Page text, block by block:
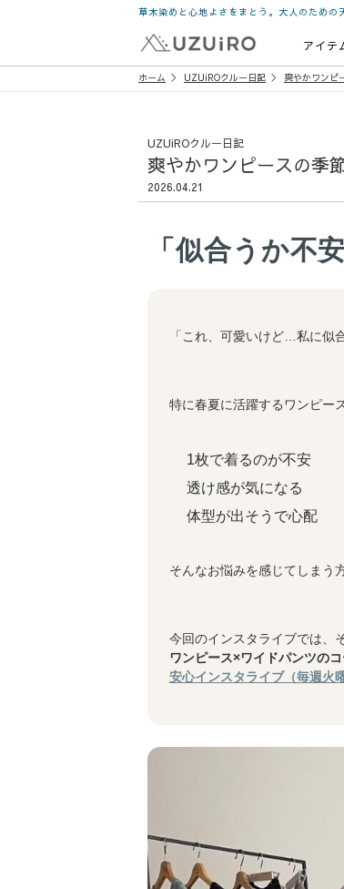
草木染めと心地よさをまとう。大人のための
アイテ
ホーム UZUiROクルー日記 爽やかワンピ
UZUiROクルー日記
爽やかワンピースの季
2026.04.21
「似合うか不
「これ、可愛いけど…私に似
特に春夏に活躍するワンピース
1枚で着るのが不安
透け感が気になる
体型が出そうで心配
そんなお悩みを感じてしまう
今回のインスタライブでは、
ワンピース×ワイドパンツの
安心インスタライブ（毎週火